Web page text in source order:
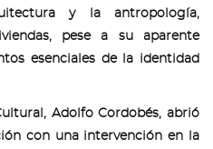
y la antropología,
pese a su aparente
esenciales de la identidad
Adolfo Cordobés, abrió
con una intervención en la